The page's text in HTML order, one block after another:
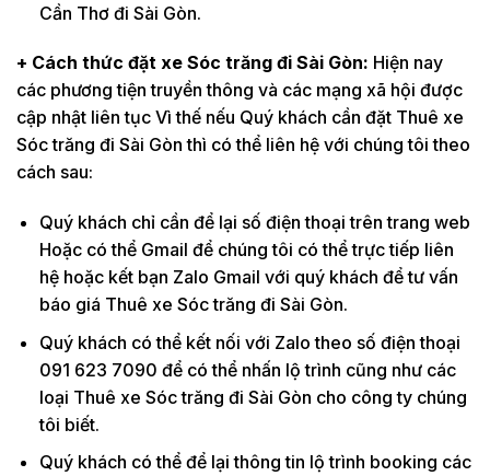
Cần Thơ đi Sài Gòn.
+ Cách thức đặt xe Sóc trăng đi Sài Gòn: Hiện nay
các phương tiện truyền thông và các mạng xã hội được
cập nhật liên tục Vì thế nếu Quý khách cần đặt Thuê xe
Sóc trăng đi Sài Gòn thì có thể liên hệ với chúng tôi theo
cách sau:
Quý khách chỉ cần để lại số điện thoại trên trang web
Hoặc có thể Gmail để chúng tôi có thể trực tiếp liên
hệ hoặc kết bạn Zalo Gmail với quý khách để tư vấn
báo giá Thuê xe Sóc trăng đi Sài Gòn.
Quý khách có thể kết nối với Zalo theo số điện thoại
091 623 7090 để có thể nhấn lộ trình cũng như các
loại Thuê xe Sóc trăng đi Sài Gòn cho công ty chúng
tôi biết.
Quý khách có thể để lại thông tin lộ trình booking các